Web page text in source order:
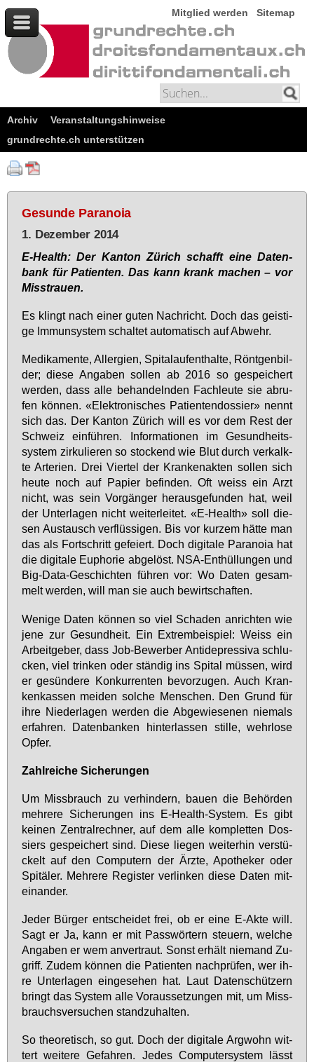
Mitglied werden Sitemap
Archiv
Veranstaltungshinweise
grundrechte.ch unterstützen
Gesunde Paranoia
1. Dezember 2014
E-Health: Der Kan­ton Zü­rich schafft ei­ne Da­ten­
bank für Pa­ti­en­ten. Das kann krank ma­chen – vor
Miss­trau­en.
Es klingt nach ei­ner gu­ten Nach­richt. Doch das geis­ti­
ge Im­mun­sys­tem schal­tet au­to­ma­tisch auf Ab­wehr.
Me­di­ka­men­te, All­er­gi­en, Spi­tal­auf­ent­hal­te, Rönt­gen­bil­
der; die­se An­ga­ben sol­len ab 2016 so ge­spei­chert
wer­den, dass al­le be­han­deln­den Fach­leu­te sie ab­ru­
fen kön­nen. «Elek­tro­ni­sches Pa­ti­en­ten­dos­sier» nennt
sich das. Der Kan­ton Zü­rich will es vor dem Rest der
Schweiz ein­füh­ren. In­for­ma­tio­nen im Gesundheits­
system zir­ku­lie­ren so sto­ckend wie Blut durch ver­kalk­
te Ar­te­ri­en. Drei Vier­tel der Kran­ken­ak­ten sol­len sich
heu­te noch auf Pa­pier be­fin­den. Oft weiss ein Arzt
nicht, was sein Vor­gän­ger her­aus­ge­fun­den hat, weil
der Un­ter­la­gen nicht wei­ter­lei­tet. «E-Health» soll die­
sen Aus­tausch ver­flüs­si­gen. Bis vor kur­zem hät­te man
das als Fort­schritt ge­fei­ert. Doch di­gi­ta­le Pa­ra­noia hat
die di­gi­ta­le Eu­pho­rie ab­ge­löst. NSA-Ent­hül­lun­gen und
Big-Da­ta-Ge­schich­ten füh­ren vor: Wo Da­ten ge­sam­
melt wer­den, will man sie auch be­wirt­schaf­ten.
We­ni­ge Da­ten kön­nen so viel Scha­den an­rich­ten wie
je­ne zur Ge­sund­heit. Ein Ex­trem­bei­spiel: Weiss ein
Ar­beit­ge­ber, dass Job-Be­wer­ber An­ti­de­pres­si­va schlu­
cken, viel trin­ken oder stän­dig ins Spi­tal müs­sen, wird
er ge­sün­de­re Kon­kur­ren­ten be­vor­zu­gen. Auch Kran­
ken­kas­sen mei­den sol­che Men­schen. Den Grund für
ih­re Nie­der­la­gen wer­den die Ab­ge­wie­se­nen nie­mals
er­fah­ren. Da­ten­ban­ken hin­ter­las­sen stil­le, wehr­lo­se
Op­fer.
Zahl­rei­che Si­che­run­gen
Um Miss­brauch zu ver­hin­dern, bau­en die Be­hör­den
meh­re­re Si­che­run­gen ins E-Health-Sys­tem. Es gibt
kei­nen ­Zentralrechner, auf dem al­le kom­plet­ten Dos­
siers ge­spei­chert sind. Die­se lie­gen wei­ter­hin ver­stü­
ckelt auf den Com­pu­tern der Ärz­te, Apo­the­ker oder
Spi­tä­ler. Meh­re­re Re­gis­ter ver­lin­ken die­se Da­ten mit­
ein­an­der.
Je­der Bür­ger ent­schei­det frei, ob er ei­ne E-Ak­te will.
Sagt er Ja, kann er mit Pass­wör­tern steu­ern, wel­che
An­ga­ben er wem an­ver­traut. Sonst er­hält nie­mand Zu­
griff. Zu­dem kön­nen die Pa­ti­en­ten nach­prü­fen, wer ih­
re Un­ter­la­gen ein­ge­se­hen hat. Laut Da­ten­schüt­zern
bringt das Sys­tem al­le Vor­aus­set­zun­gen mit, um Miss­
brauchs­ver­su­chen stand­zu­hal­ten.
So theo­re­tisch, so gut. Doch der di­gi­ta­le Arg­wohn wit­
tert wei­te­re Ge­fah­ren. Je­des Com­pu­ter­sys­tem lässt